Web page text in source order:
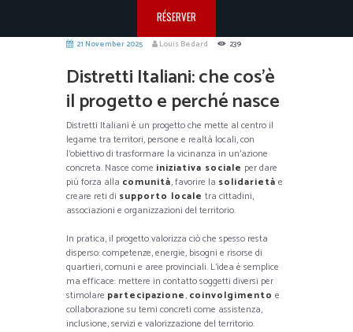
RÉSERVER
21 November 2025 Louis Bedard 239
Distretti Italiani: che cos’è
il progetto e perché nasce
Distretti Italiani è un progetto che mette al centro il
legame tra territori, persone e realtà locali, con
l’obiettivo di trasformare la vicinanza in un’azione
concreta. Nasce come iniziativa sociale per dare
più forza alla comunità, favorire la solidarietà e
creare reti di supporto locale tra cittadini,
associazioni e organizzazioni del territorio.
In pratica, il progetto valorizza ciò che spesso resta
disperso: competenze, energie, bisogni e risorse di
quartieri, comuni e aree provinciali. L’idea è semplice
ma efficace: mettere in contatto soggetti diversi per
stimolare partecipazione, coinvolgimento e
collaborazione su temi concreti come assistenza,
inclusione, servizi e valorizzazione del territorio.